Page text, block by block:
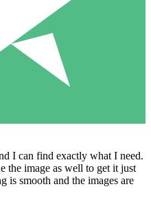
I can find exactly what I need.
the image as well to get it just
is smooth and the images are